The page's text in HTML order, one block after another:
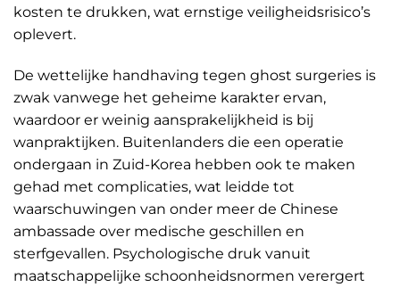
kosten te drukken, wat ernstige veiligheidsrisico’s
oplevert.
De wettelijke handhaving tegen ghost surgeries is
zwak vanwege het geheime karakter ervan,
waardoor er weinig aansprakelijkheid is bij
wanpraktijken. Buitenlanders die een operatie
ondergaan in Zuid-Korea hebben ook te maken
gehad met complicaties, wat leidde tot
waarschuwingen van onder meer de Chinese
ambassade over medische geschillen en
sterfgevallen. Psychologische druk vanuit
maatschappelijke schoonheidsnormen verergert